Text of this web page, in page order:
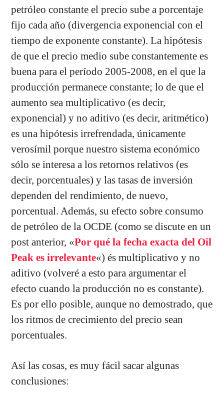
petróleo constante el precio sube a porcentaje
fijo cada año (divergencia exponencial con el
tiempo de exponente constante). La hipótesis
de que el precio medio sube constantemente es
buena para el período 2005-2008, en el que la
producción permanece constante; lo de que el
aumento sea multiplicativo (es decir,
exponencial) y no aditivo (es decir, aritmético)
es una hipótesis irrefrendada, únicamente
verosímil porque nuestro sistema económico
sólo se interesa a los retornos relativos (es
decir, porcentuales) y las tasas de inversión
dependen del rendimiento, de nuevo,
porcentual. Además, su efecto sobre consumo
de petróleo de la OCDE (como se discute en un
post anterior, «Por qué la fecha exacta del Oil
Peak es irrelevante«) és multiplicativo y no
aditivo (volveré a esto para argumentar el
efecto cuando la producción no es constante).
Es por ello posible, aunque no demostrado, que
los ritmos de crecimiento del precio sean
porcentuales.
Así las cosas, es muy fácil sacar algunas
conclusiones: